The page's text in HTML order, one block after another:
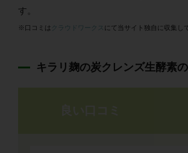
す。
※口コミは クラウドワークス にて当サイト独自に収集し
キラリ麹の炭クレンズ生酵素